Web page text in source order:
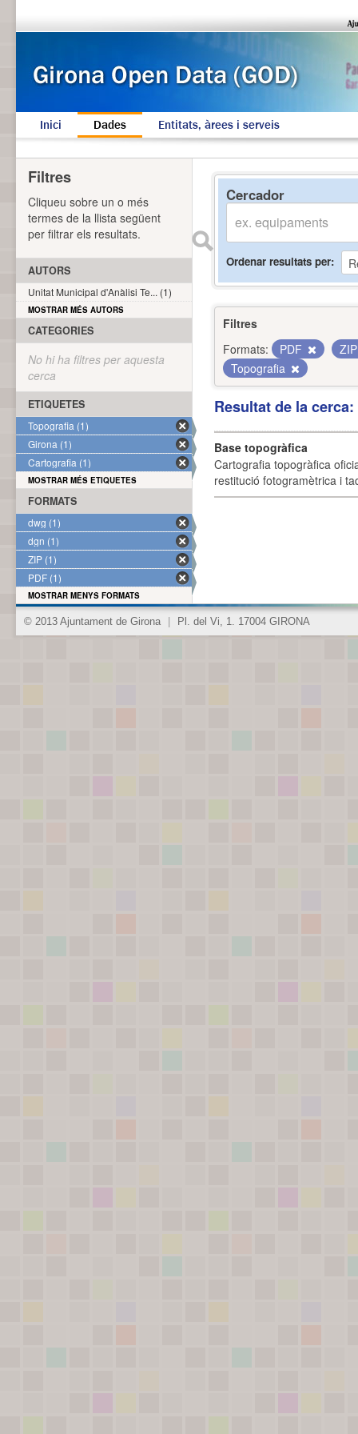
Inici Dades Entitats, àrees i serveis
Cercador
Ordenar resultats per
Filtres
Formats:
PDF
Topografia
Resultat de la
Base topogràfica
Cartografia topogràfica
restitució fotogramètrica i
Filtres
Cliqueu sobre un o més
termes de la llista següent
per filtrar els resultats.
AUTORS
Unitat Municipal d'Anàlisi Te... (1)
MOSTRAR MÉS AUTORS
CATEGORIES
No hi ha filtres per aquesta
cerca
ETIQUETES
Topografia (1)
Girona (1)
Cartografia (1)
MOSTRAR MÉS ETIQUETES
FORMATS
dwg (1)
dgn (1)
ZIP (1)
PDF (1)
MOSTRAR MENYS FORMATS
© 2013 Ajuntament de Girona Pl. del Vi, 1. 17004 GIRONA